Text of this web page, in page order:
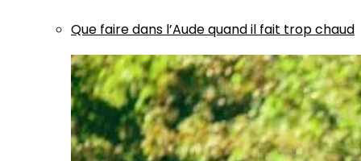
Que faire dans l’Aude quand il fait trop chaud